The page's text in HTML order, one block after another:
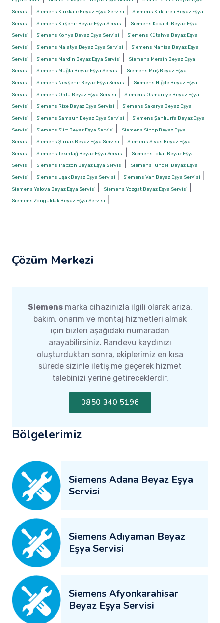
Servisi
Siemens Kırıkkale Beyaz Eşya Servisi
Siemens Kırklareli Beyaz Eşya
Servisi
Siemens Kırşehir Beyaz Eşya Servisi
Siemens Kocaeli Beyaz Eşya
Servisi
Siemens Konya Beyaz Eşya Servisi
Siemens Kütahya Beyaz Eşya
Servisi
Siemens Malatya Beyaz Eşya Servisi
Siemens Manisa Beyaz Eşya
Servisi
Siemens Mardin Beyaz Eşya Servisi
Siemens Mersin Beyaz Eşya
Servisi
Siemens Muğla Beyaz Eşya Servisi
Siemens Muş Beyaz Eşya
Servisi
Siemens Nevşehir Beyaz Eşya Servisi
Siemens Niğde Beyaz Eşya
Servisi
Siemens Ordu Beyaz Eşya Servisi
Siemens Osmaniye Beyaz Eşya
Servisi
Siemens Rize Beyaz Eşya Servisi
Siemens Sakarya Beyaz Eşya
Servisi
Siemens Samsun Beyaz Eşya Servisi
Siemens Şanlıurfa Beyaz Eşya
Servisi
Siemens Siirt Beyaz Eşya Servisi
Siemens Sinop Beyaz Eşya
Servisi
Siemens Şırnak Beyaz Eşya Servisi
Siemens Sivas Beyaz Eşya
Servisi
Siemens Tekirdağ Beyaz Eşya Servisi
Siemens Tokat Beyaz Eşya
Servisi
Siemens Trabzon Beyaz Eşya Servisi
Siemens Tunceli Beyaz Eşya
Servisi
Siemens Uşak Beyaz Eşya Servisi Siemens Van Beyaz Eşya Servisi
Siemens Yalova Beyaz Eşya Servisi Siemens Yozgat Beyaz Eşya Servisi
Siemens Zonguldak Beyaz Eşya Servisi
Çözüm Merkezi
Siemens marka cihazınızla ilgili olarak arıza,
bakım, onarım ve montaj hizmetleri almak
için bizleri aşağıdaki numaradan
arayabilirsiniz. Randevu kaydınızı
oluşturduktan sonra, ekiplerimiz en kısa
sürede sizinle iletişime geçerek hizmet
talebinizi yerine getireceklerdir.
0850 340 5196
Bölgelerimiz
Siemens Adana Beyaz Eşya
Servisi
Siemens Adıyaman Beyaz
Eşya Servisi
Siemens Afyonkarahisar
Beyaz Eşya Servisi